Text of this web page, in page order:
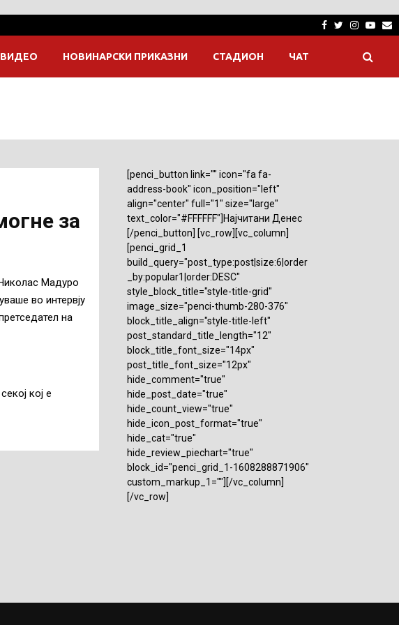
Facebook
Twitter
ВИДЕО НОВИНАРСКИ ПРИКАЗНИ СТАДИОН ЧАТ
за
Мадуро
во интервју
на
кој е
[penci_button link="" icon="fa fa-
address-book" icon_position="left"
align="center" full="1" size="large"
text_color="#FFFFFF"]Најчитани Денес
[/penci_button] [vc_row][vc_column]
[penci_grid_1
build_query="post_type:post|size:6|order
_by:popular1|order:DESC"
style_block_title="style-title-grid"
image_size="penci-thumb-280-376"
block_title_align="style-title-left"
post_standard_title_length="12"
block_title_font_size="14px"
post_title_font_size="12px"
hide_comment="true"
hide_post_date="true"
hide_count_view="true"
hide_icon_post_format="true"
hide_cat="true"
hide_review_piechart="true"
block_id="penci_grid_1-1608288871906"
custom_markup_1=""][/vc_column]
[/vc_row]